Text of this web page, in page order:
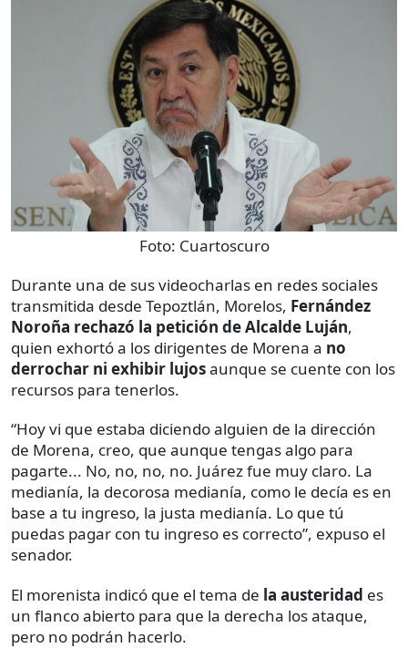
Foto: Cuartoscuro
Durante una de sus videocharlas en redes sociales
transmitida desde Tepoztlán, Morelos, Fernández
Noroña rechazó la petición de Alcalde Luján,
quien exhortó a los dirigentes de Morena a no
derrochar ni exhibir lujosaunque se cuente con los
recursos para tenerlos.
“Hoy vi que estaba diciendo alguien de la dirección
de Morena, creo, que aunque tengas algo para
pagarte... No, no, no, no. Juárez fue muy claro. La
medianía, la decorosa medianía, como le decía es en
base a tu ingreso, la justa medianía. Lo que tú
puedas pagar con tu ingreso es correcto”, expuso el
senador.
El morenista indicó que el tema de la austeridad es
un flanco abierto para que la derecha los ataque,
pero no podrán hacerlo.